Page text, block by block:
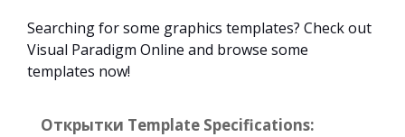
Searching for some graphics templates? Check out
Visual Paradigm Online and browse some
templates now!
Открытки Template Specifications: